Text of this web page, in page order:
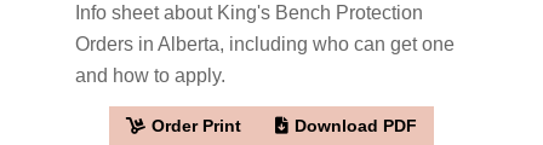
Info sheet about King's Bench Protection
Orders in Alberta, including who can get one
and how to apply.
Order Print Download PDF